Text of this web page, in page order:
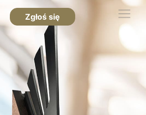
Zgłoś się